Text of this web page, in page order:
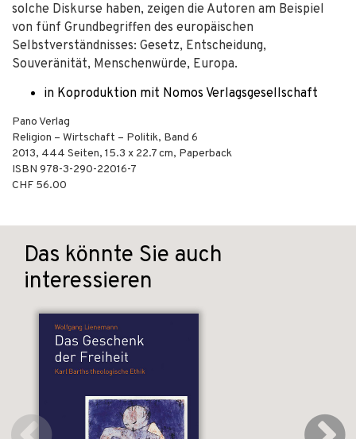
solche Diskurse haben, zeigen die Autoren am Beispiel
von fünf Grundbegriffen des europäischen
Selbstverständnisses: Gesetz, Entscheidung,
Souveränität, Menschenwürde, Europa.
in Koproduktion mit Nomos Verlagsgesellschaft
Pano Verlag
Religion – Wirtschaft – Politik, Band 6
2013, 444 Seiten, 15.3 x 22.7 cm, Paperback
ISBN 978-3-290-22016-7
CHF 56.00
Das könnte Sie auch
interessieren